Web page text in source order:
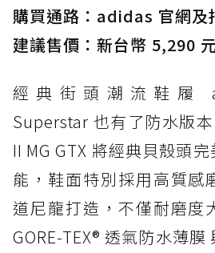
防水鞋推薦 3. Nike Dunk
經典 Dunk 輪廓加上防水科
打折
防水鞋推薦 4. ASICS
載 GORE-TEX 隱形貼合科
防水鞋推薦 5. Salomon
人必備山系鞋王！防滑、
頂
防水鞋推薦 6. HOKA
復刻厚底，GORE-TEX 防
購買通路：adidas 官網及
建議售價：新台幣 5,290
經典街頭潮流鞋履
Superstar 也有了防水版
II MG GTX 將經典貝殼頭
能，鞋面特別採用高質感
道尼龍打造，不僅耐磨度
GORE-TEX® 透氣防水薄膜